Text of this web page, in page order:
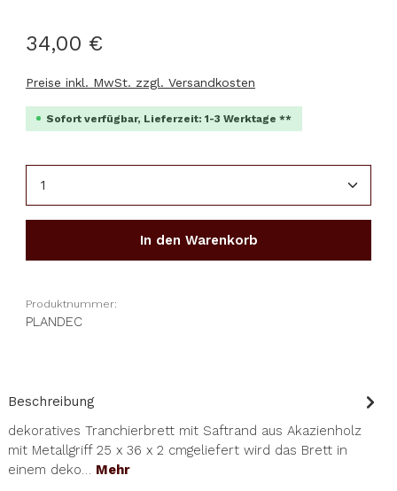
34,00 €
Preise inkl. MwSt. zzgl. Versandkosten
Sofort verfügbar, Lieferzeit: 1-3 Werktage **
In den Warenkorb
Produktnummer:
PLANDEC
Beschreibung
dekoratives Tranchierbrett mit Saftrand aus Akazienholz
mit Metallgriff 25 x 36 x 2 cmgeliefert wird das Brett in
einem deko… Mehr